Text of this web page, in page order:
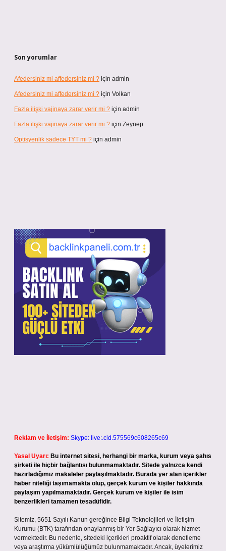
Son yorumlar
Afedersiniz mi affedersiniz mi ? için admin
Afedersiniz mi affedersiniz mi ? için Volkan
Fazla ilişki vajinaya zarar verir mi ? için admin
Fazla ilişki vajinaya zarar verir mi ? için Zeynep
Optisyenlik sadece TYT mi ? için admin
Reklam ve İletişim: Skype: live:.cid.575569c608265c69
Yasal Uyarı: Bu internet sitesi, herhangi bir marka, kurum veya şahıs
şirketi ile hiçbir bağlantısı bulunmamaktadır. Sitede yalnızca kendi
hazırladığımız makaleler paylaşılmaktadır. Burada yer alan içerikler
haber niteliği taşımamakta olup, gerçek kurum ve kişiler hakkında
paylaşım yapılmamaktadır. Gerçek kurum ve kişiler ile isim
benzerlikleri tamamen tesadüfidir.
Sitemiz, 5651 Sayılı Kanun gereğince Bilgi Teknolojileri ve İletişim
Kurumu (BTK) tarafından onaylanmış bir Yer Sağlayıcı olarak hizmet
vermektedir. Bu nedenle, sitedeki içerikleri proaktif olarak denetleme
veya araştırma yükümlülüğümüz bulunmamaktadır. Ancak, üyelerimiz